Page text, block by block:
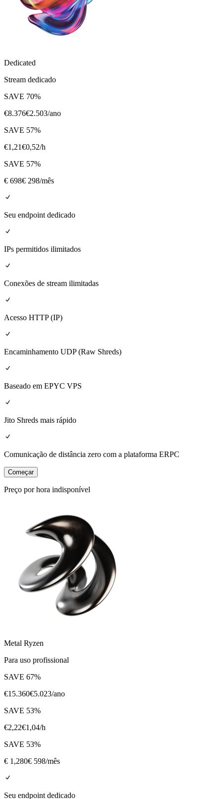
Dedicated
Stream dedicado
SAVE 70%
€8.376€2.503/ano
SAVE 57%
€1,21€0,52/h
SAVE 57%
€ 698€ 298/mês
Seu endpoint dedicado
IPs permitidos ilimitados
Conexões de stream ilimitadas
Acesso HTTP (IP)
Encaminhamento UDP (Raw Shreds)
Baseado em EPYC VPS
Jito Shreds mais rápido
Comunicação de distância zero com a plataforma ERPC
Começar
Preço por hora indisponível
Metal Ryzen
Para uso profissional
SAVE 67%
€15.360€5.023/ano
SAVE 53%
€2,22€1,04/h
SAVE 53%
€ 1,280€ 598/mês
Seu endpoint dedicado